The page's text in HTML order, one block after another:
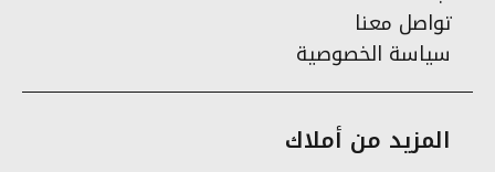
تواصل معنا
سياسة الخصوصية
المزيد من أملاك